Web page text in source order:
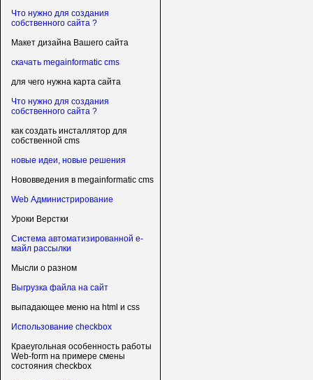
Что нужно для создания
собственного сайта ?
Макет дизайна Вашего сайта
скачать megainformatic cms
для чего нужна карта сайта
Что нужно для создания
собственного сайта ?
как создать инсталлятор для
собственной cms
новые идеи, новые решения
Нововведения в megainformatic cms
Web Администрирование
Уроки Верстки
Система автоматизированной е-
майл рассылки
Мысли о разном
Выгрузка файла на сайт
выпадающее меню на html и css
Использование checkbox
Краеугольная особенность работы
Web-form на примере смены
состояния checkbox